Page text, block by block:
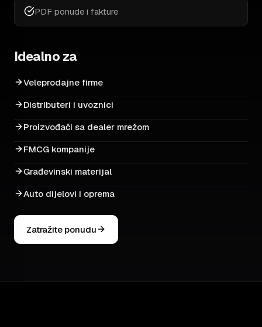
PDF ponude i fakture
Idealno za
Veleprodajne firme
Distributeri i uvoznici
Proizvođači sa dealer mrežom
FMCG kompanije
Građevinski materijal
Auto dijelovi i oprema
Zatražite ponudu